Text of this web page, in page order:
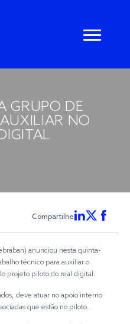
GRUPO DE
NO
Compartilhe
anunciou nesta quinta-
técnico para auxiliar o
projeto piloto do real digital.
deve atuar no apoio interno
que estão no piloto.